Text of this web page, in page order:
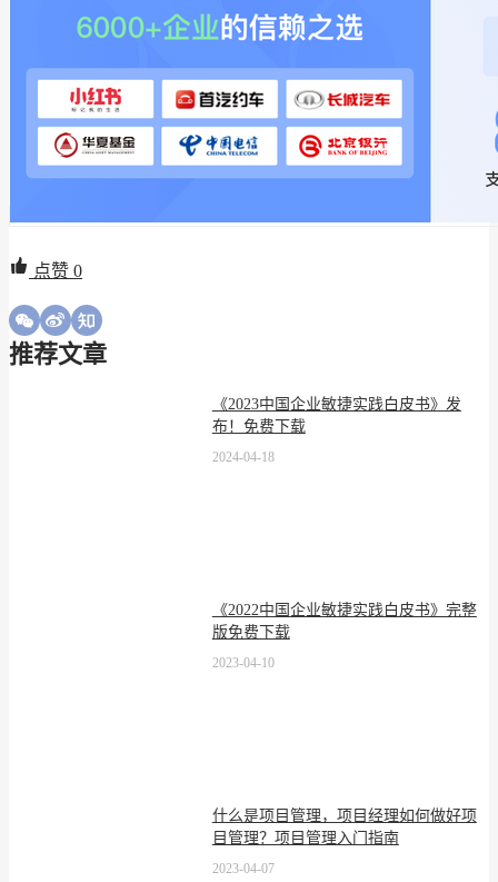
点赞 0
推荐文章
《2023中国企业敏捷实践白皮书》发
布！免费下载
2024-04-18
《2022中国企业敏捷实践白皮书》完整
版免费下载
2023-04-10
什么是项目管理，项目经理如何做好项
目管理？项目管理入门指南
2023-04-07